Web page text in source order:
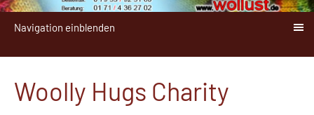
Navigation einblenden
Woolly Hugs Charity